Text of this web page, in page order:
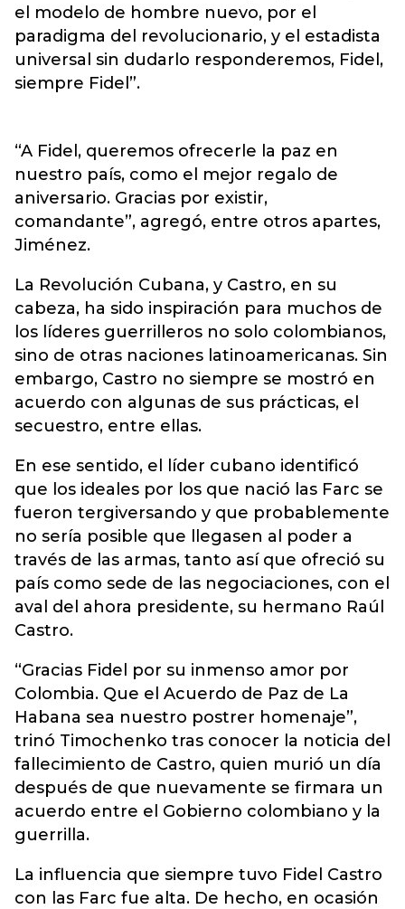
el modelo de hombre nuevo, por el
paradigma del revolucionario, y el estadista
universal sin dudarlo responderemos, Fidel,
siempre Fidel”.
“A Fidel, queremos ofrecerle la paz en
nuestro país, como el mejor regalo de
aniversario. Gracias por existir,
comandante”, agregó, entre otros apartes,
Jiménez.
La Revolución Cubana, y Castro, en su
cabeza, ha sido inspiración para muchos de
los líderes guerrilleros no solo colombianos,
sino de otras naciones latinoamericanas. Sin
embargo, Castro no siempre se mostró en
acuerdo con algunas de sus prácticas, el
secuestro, entre ellas.
En ese sentido, el líder cubano identificó
que los ideales por los que nació las Farc se
fueron tergiversando y que probablemente
no sería posible que llegasen al poder a
través de las armas, tanto así que ofreció su
país como sede de las negociaciones, con el
aval del ahora presidente, su hermano Raúl
Castro.
“Gracias Fidel por su inmenso amor por
Colombia. Que el Acuerdo de Paz de La
Habana sea nuestro postrer homenaje”,
trinó Timochenko tras conocer la noticia del
fallecimiento de Castro, quien murió un día
después de que nuevamente se firmara un
acuerdo entre el Gobierno colombiano y la
guerrilla.
La influencia que siempre tuvo Fidel Castro
con las Farc fue alta. De hecho, en ocasión